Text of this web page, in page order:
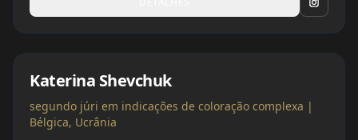
Katerina Shevchuk
segundo júri em indicações de coloração complexa |
Bélgica, Ucrânia